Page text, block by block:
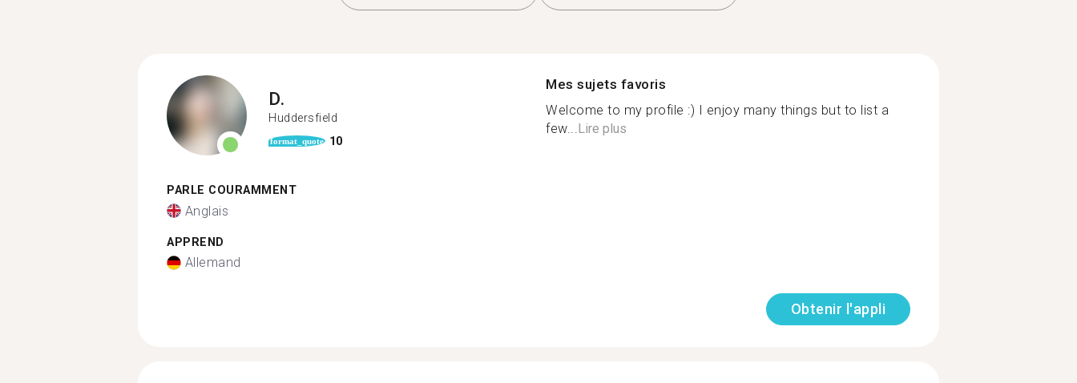
D.
Huddersfield
format_quote 10
PARLE COURAMMENT
Anglais
APPREND
Allemand
Mes sujets favoris
Welcome to my profile :) I enjoy many things but to list a
few...Lire plus
Obtenir l'appli